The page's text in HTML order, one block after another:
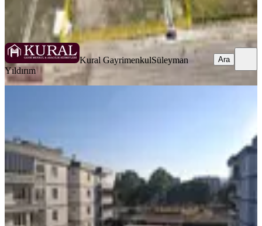
Kural Gayrimenkul Süleyman Yıldırım
Kural GayrimenkulSüleyman
Yıldırım
Ara
3+1
50.000 ₺